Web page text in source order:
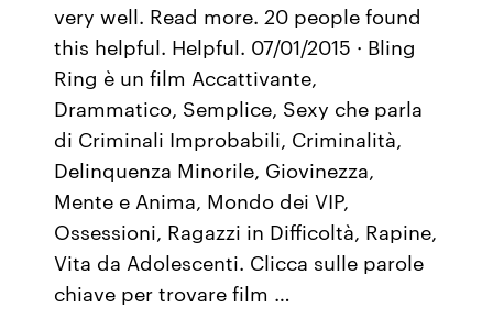
very well. Read more. 20 people found
this helpful. Helpful. 07/01/2015 · Bling
Ring è un film Accattivante,
Drammatico, Semplice, Sexy che parla
di Criminali Improbabili, Criminalità,
Delinquenza Minorile, Giovinezza,
Mente e Anima, Mondo dei VIP,
Ossessioni, Ragazzi in Difficoltà, Rapine,
Vita da Adolescenti. Clicca sulle parole
chiave per trovare film …